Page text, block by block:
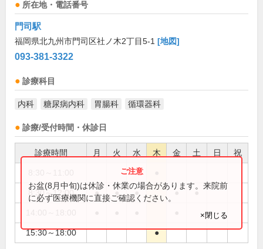
所在地・電話番号
門司駅
福岡県北九州市門司区社ノ木2丁目5-1 [地図]
093-381-3322
診療科目
内科 糖尿病内科 胃腸科 循環器科
診療/受付時間・休診日
診療時間 月 火 水 木 金 土 日 祝
8:30～12:00 ● ● ● ● ●
15:30～18:00 ●
お盆(8月中旬)は休診・休業の場合があります。来院前
に必ず医療機関に直接ご確認ください。
×閉じる